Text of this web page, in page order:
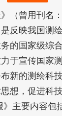
》（曾用刊名
反映我国测
的国家级综
力于宣传国家
新的测绘科
想，促进科
主要内容包